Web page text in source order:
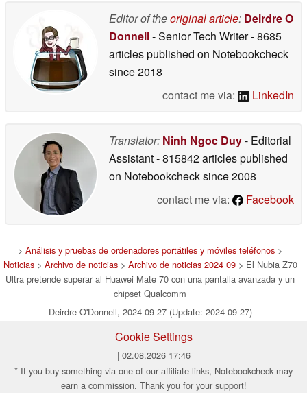
Editor of theoriginal article: Deirdre O
Donnell- Senior Tech Writer- 8685
articles published on Notebookcheck
since 2018
contact me via:
LinkedIn
Translator: Ninh Ngoc Duy- Editorial
Assistant- 815842 articles published
on Notebookchecksince 2008
contact me via:
Facebook
> Análisis y pruebas de ordenadores portátiles y móviles teléfonos >
Noticias> Archivo de noticias> Archivo de noticias 2024 09> El Nubia Z70
Ultra pretende superar al Huawei Mate 70 con una pantalla avanzada y un
chipset Qualcomm
Deirdre O'Donnell, 2024-09-27 (Update: 2024-09-27)
Cookie Settings
| 02.08.2026 17:46
* If you buy something via one of our affiliate links, Notebookcheck may
earn a commission. Thank you for your support!